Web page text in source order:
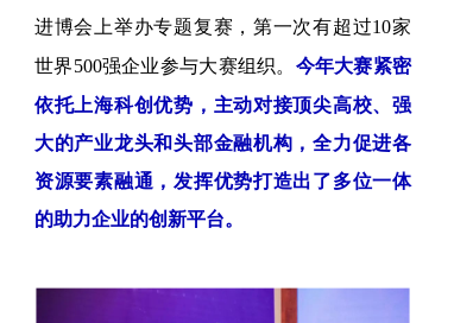
进博会上举办专题复赛，第一次有超过10家
世界500强企业参与大赛组织。 今年大赛紧密
依托上海科创优势，主动对接顶尖高校、强
大的产业龙头和头部金融机构，全力促进各
资源要素融通，发挥优势打造出了多位一体
的助力企业的创新平台。